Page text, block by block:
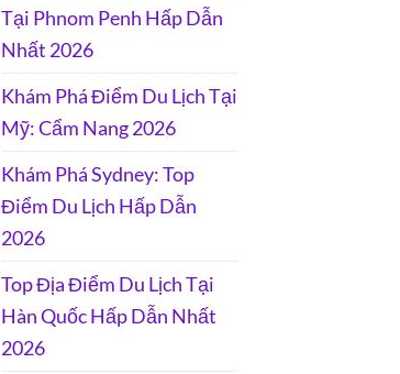
Tại Phnom Penh Hấp Dẫn
Nhất 2026
Khám Phá Điểm Du Lịch Tại
Mỹ: Cẩm Nang 2026
Khám Phá Sydney: Top
Điểm Du Lịch Hấp Dẫn
2026
Top Địa Điểm Du Lịch Tại
Hàn Quốc Hấp Dẫn Nhất
2026